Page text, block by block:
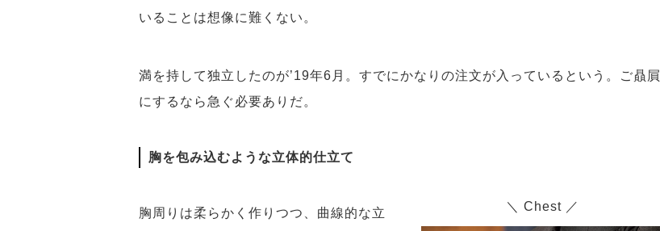
いることは想像に難くない。
満を持して独立したのが’19年6月。すでにかなりの注文が入っているという。ご贔屓
にするなら急ぐ必要ありだ。
胸を包み込むような立体的仕立て
＼ Chest ／
胸周りは柔らかく作りつつ、曲線的な立